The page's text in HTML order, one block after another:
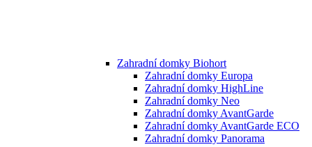
Zahradní domky Biohort
Zahradní domky Europa
Zahradní domky HighLine
Zahradní domky Neo
Zahradní domky AvantGarde
Zahradní domky AvantGarde ECO
Zahradní domky Panorama